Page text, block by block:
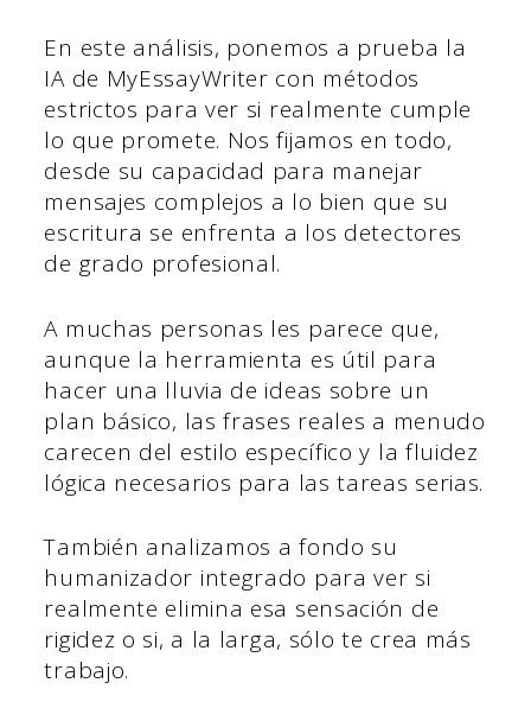
En este análisis, ponemos a prueba la
IA de MyEssayWriter con métodos
estrictos para ver si realmente cumple
lo que promete. Nos fijamos en todo,
desde su capacidad para manejar
mensajes complejos a lo bien que su
escritura se enfrenta a los detectores
de grado profesional.
A muchas personas les parece que,
aunque la herramienta es útil para
hacer una lluvia de ideas sobre un
plan básico, las frases reales a menudo
carecen del estilo específico y la fluidez
lógica necesarios para las tareas serias.
También analizamos a fondo su
humanizador integrado para ver si
realmente elimina esa sensación de
rigidez o si, a la larga, sólo te crea más
trabajo.